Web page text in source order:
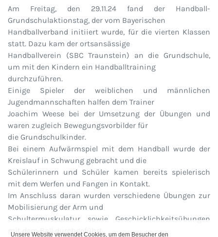
Am Freitag, den 29.11.24 fand der Handball-
Grundschulaktionstag, der vom Bayerischen
Handballverband initiiert wurde, für die vierten Klassen
statt. Dazu kam der ortsansässige
Handballverein (SBC Traunstein) an die Grundschule,
um mit den Kindern ein Handballtraining
durchzuführen.
Einige Spieler der weiblichen und männlichen
Jugendmannschaften halfen dem Trainer
Joachim Weese bei der Umsetzung der Übungen und
waren zugleich Bewegungsvorbilder für
die Grundschulkinder.
Bei einem Aufwärmspiel mit dem Handball wurde der
Kreislauf in Schwung gebracht und die
Schülerinnern und Schüler kamen bereits spielerisch
mit dem Werfen und Fangen in Kontakt.
Im Anschluss daran wurden verschiedene Übungen zur
Mobilisierung der Arm und
Schultermuskulatur sowie Geschicklichkeitsübungen
mit dem Ball durchgeführt.